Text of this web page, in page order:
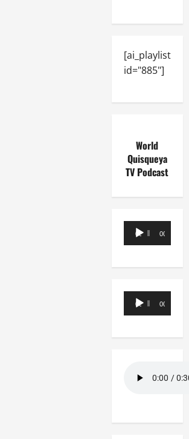
[ai_playlist
id="885"]
World
Quisqueya
TV Podcast
Reproductor
de
00:00 00:00
Reproductor
de
00:00 00:00